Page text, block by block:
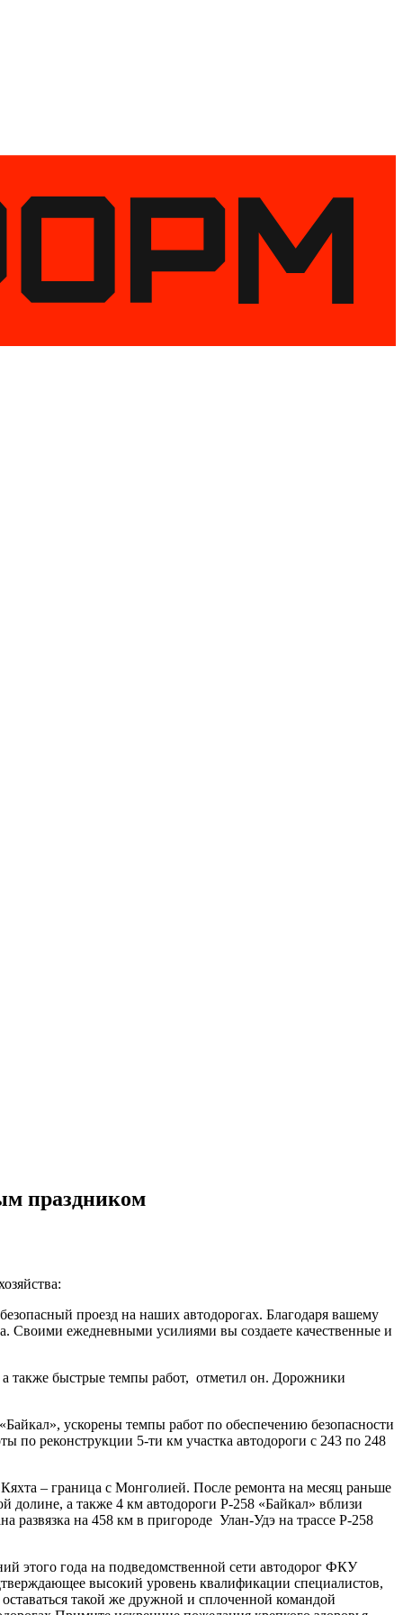
праздником
проезд на наших автодорогах. Благодаря вашему
Своими ежедневными усилиями вы создаете качественные и
также быстрые темпы работ, отметил он. Дорожники
ускорены темпы работ по обеспечению безопасности
по реконструкции 5-ти км участка автодороги с 243 по 248
– граница с Монголией. После ремонта на месяц раньше
а также 4 км автодороги Р-258 «Байкал» вблизи
развязка на 458 км в пригороде Улан-Удэ на трассе Р-258
этого года на подведомственной сети автодорог ФКУ
высокий уровень квалификации специалистов,
такой же дружной и сплоченной командой